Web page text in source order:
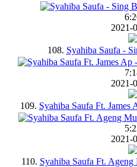
2021-
108. Syahiba Saufa -
2021-
109. Syahiba Saufa Ft. James
2021-
110. Syahiba Saufa Ft.